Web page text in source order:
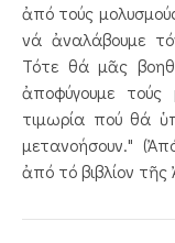
ἀπό τούς
νά ἀναλάβουμε
Τότε θά μᾶς
ἀποφύγουμε
τιμωρία πού θά
μετανοήσουν."
ἀπό τό βιβλίον